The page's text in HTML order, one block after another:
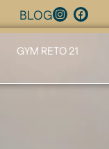
BLOG
GYM RETO 21